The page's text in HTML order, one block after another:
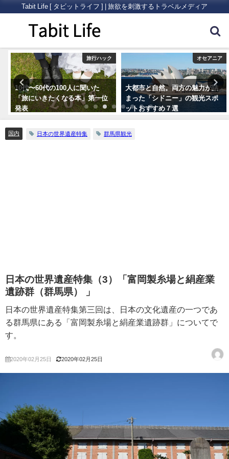
Tabit Life [ タビットライフ ] | 旅欲を刺激するトラベルメディア
旅行ハック
10代〜60代の100人に聞いた
「旅にいきたくなる本」第一位
発表
オセアニア
大都市と自然。両方の魅力が詰
まった「シドニー」の観光スポ
ットおすすめ７選
国内 日本の世界遺産特集 群馬県観光
日本の世界遺産特集（3）「富岡製糸場と絹産業
遺跡群（群馬県） 」
日本の世界遺産特集第三回は、日本の文化遺産の一つであ
る群馬県にある「富岡製糸場と絹産業遺跡群」についてで
す。
2020年02月25日 2020年02月25日